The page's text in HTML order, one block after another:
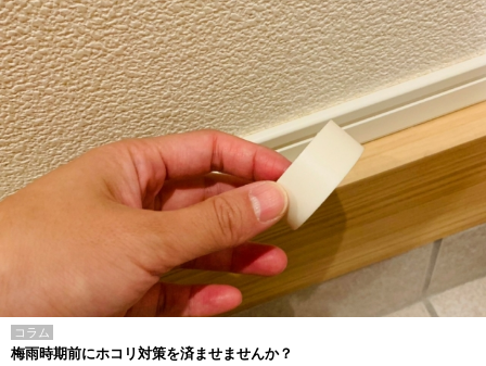
コラム
梅雨時期前にホコリ対策を済ませませんか？